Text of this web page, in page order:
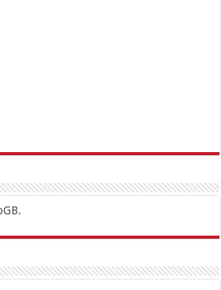
SupertotobetTipobetMatadorbetMariobet